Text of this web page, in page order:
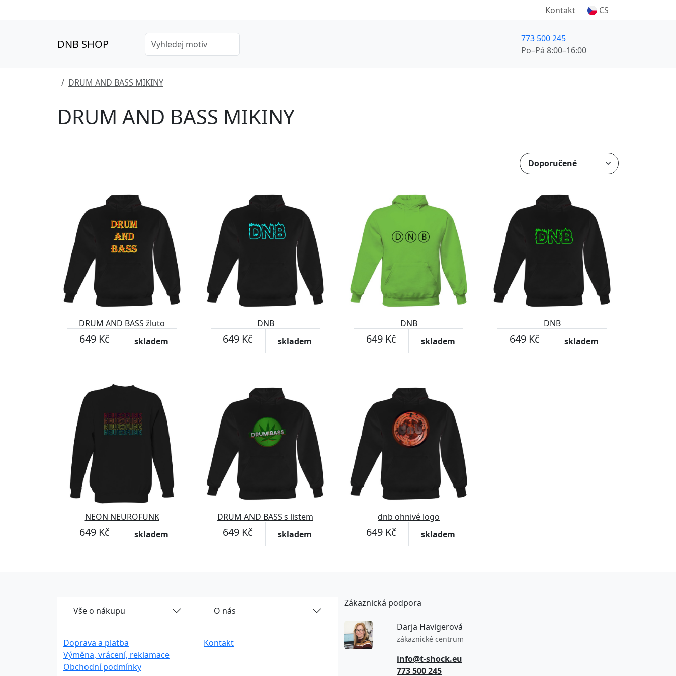
Kontakt CS
DNB SHOP
773 500 245
Po–Pá 8:00–16:00
DRUM AND BASS MIKINY
DRUM AND BASS MIKINY
DRUM AND BASS žluto
červené
649 Kč skladem
DNB
649 Kč skladem
DNB
649 Kč skladem
DNB
649 Kč skladem
NEON NEUROFUNK
649 Kč skladem
DRUM AND BASS s listem
konopí mikina pánská
649 Kč skladem
dnb ohnivé logo
649 Kč skladem
Vše o nákupu
Doprava a platba
Výměna, vrácení, reklamace
Obchodní podmínky
O nás
Kontakt
Zákaznická podpora
Darja Havigerová
zákaznické centrum
info@t-shock.eu
773 500 245